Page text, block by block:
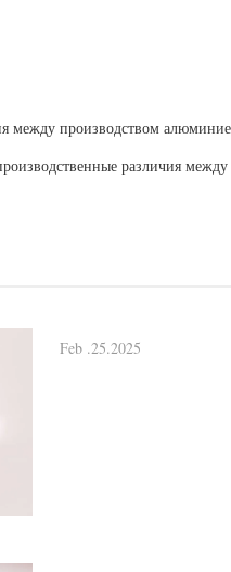
между производством
различия
Feb .25.2025